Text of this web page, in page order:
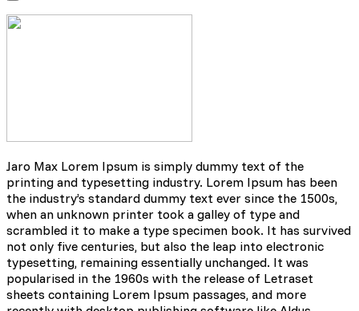
Jaro Max Lorem Ipsum is simply dummy text of the
printing and typesetting industry. Lorem Ipsum has been
the industry’s standard dummy text ever since the 1500s,
when an unknown printer took a galley of type and
scrambled it to make a type specimen book. It has survived
not only five centuries, but also the leap into electronic
typesetting, remaining essentially unchanged. It was
popularised in the 1960s with the release of Letraset
sheets containing Lorem Ipsum passages, and more